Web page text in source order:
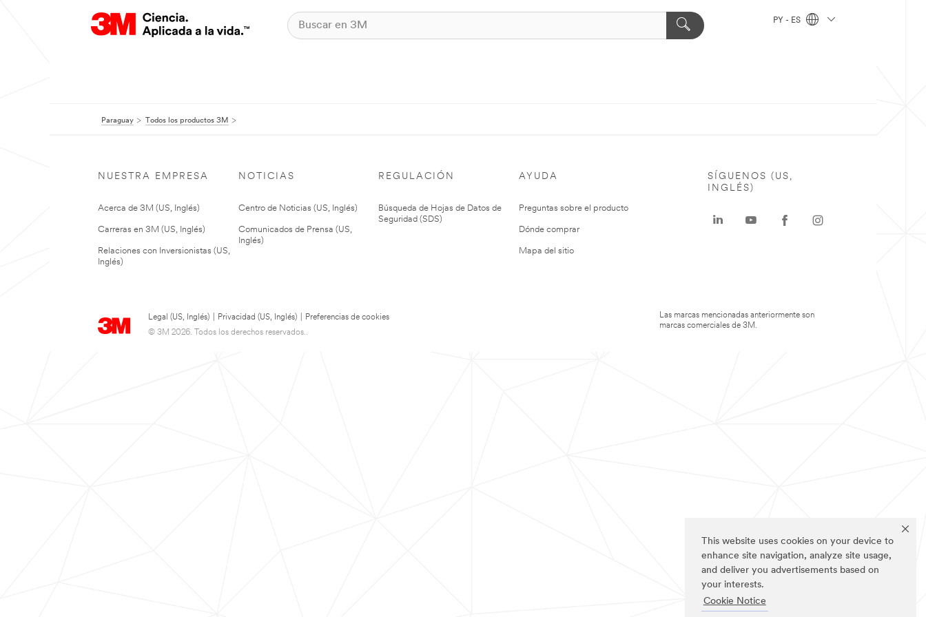
This website uses cookies on your device to
enhance site navigation, analyze site usage,
and deliver you advertisements based on
your interests.
Cookie Notice
PY - ES
Paraguay Todos los productos 3M
NUESTRA EMPRESA
Acerca de 3M (US, Inglés)
Carreras en 3M (US, Inglés)
Relaciones con Inversionistas (US,
Inglés)
NOTICIAS
Centro de Noticias (US, Inglés)
Comunicados de Prensa (US,
Inglés)
REGULACIÓN
Búsqueda de Hojas de Datos de
Seguridad (SDS)
AYUDA
Preguntas sobre el producto
Dónde comprar
Mapa del sitio
Legal (US, Inglés) Privacidad (US, Inglés)
Preferencias de cookies
© 3M 2026. Todos los derechos reservados..
SÍGUENOS (US,
INGLÉS)
Las marcas mencionadas anteriormente son
marcas comerciales de 3M.